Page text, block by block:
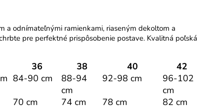
a odnímateľnými ramienkami, riaseným dekoltom a
pre perfektné prispôsobenie postave. Kvalitná poľská
36 38 40
42
84-90 cm
88-94
cm
92-98 cm
96-102
cm
70 cm 74 cm 78 cm
82 cm